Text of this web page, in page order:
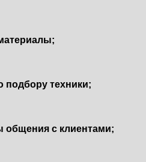
подбору техники;
общения с клиентами;